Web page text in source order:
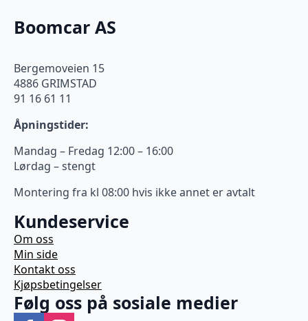
Boomcar AS
Bergemoveien 15
4886 GRIMSTAD
91 16 61 11
Åpningstider:
Mandag – Fredag 12:00 – 16:00
Lørdag – stengt
Montering fra kl 08:00 hvis ikke annet er avtalt
Kundeservice
Om oss
Min side
Kontakt oss
Kjøpsbetingelser
Følg oss på sosiale medier